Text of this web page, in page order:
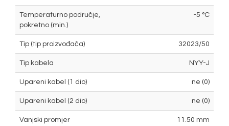
Temperaturno područje,
pokretno (min.)
-5 °C
Tip (tip proizvođača) 32023/50
Tip kabela NYY-J
Upareni kabel (1 dio) ne (0)
Upareni kabel (2 dio) ne (0)
Vanjski promjer 11.50 mm